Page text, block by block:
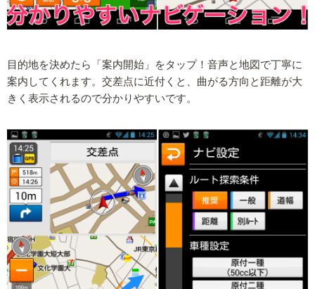
目的地を決めたら「案内開始」をタップ！音声と地図で丁寧に
案内してくれます。交差点に近付くと、曲がる方向と距離が大
きく表示されるので分かりやすいです。